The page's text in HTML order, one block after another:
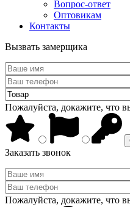
Вопрос-ответ
Оптовикам
Контакты
Вызвать замерщика
Пожалуйста, докажите, что
Заказать звонок
Пожалуйста, докажите, что